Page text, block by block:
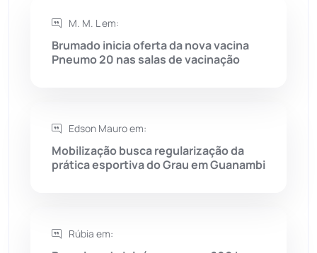
Rio do Antônio
Rio do Pires
Seabra
Sebastião Laranjeiras (96)
Sudoeste Baiano
M. M. L em:
Brumado inicia oferta da nova vacina
Pneumo 20 nas salas de vacinação
Edson Mauro em:
Mobilização busca regularização da
prática esportiva do Grau em Guanambi
Rúbia em: